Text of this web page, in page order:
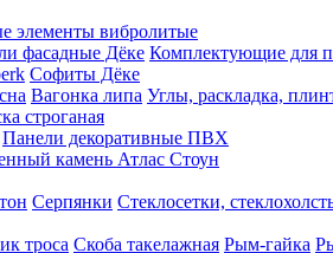
элементы вибролитые
фасадные Дёке Комплектующие для
Софиты Дёке
Вагонка липа Углы, раскладка,
строганая
Панели декоративные ПВХ
камень Атлас Стоун
Серпянки Стеклосетки,
троса Скоба такелажная Рым-гайка